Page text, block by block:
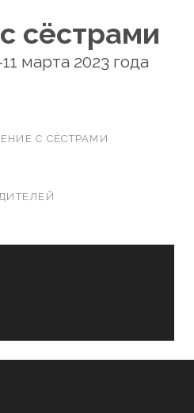
сёстрами
марта 2023 года
С СЁСТРАМИ